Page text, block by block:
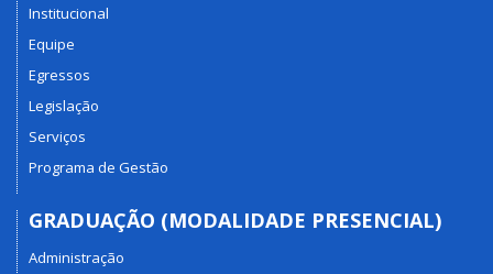
Institucional
Equipe
Egressos
Legislação
Serviços
Programa de Gestão
GRADUAÇÃO (MODALIDADE PRESENCIAL)
Administração